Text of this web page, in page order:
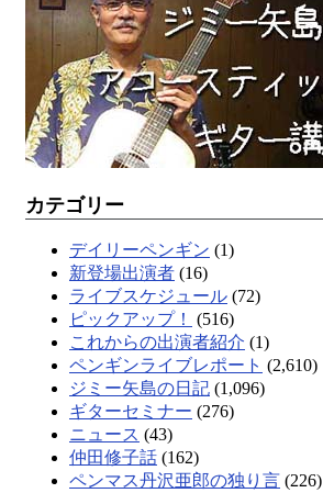
カテゴリー
デイリーペンギン (1)
新登場出演者 (16)
ライブスケジュール (72)
ピックアップ！
(516)
これからの出演者紹介 (1)
ペンギンライブレポート (2,610)
ジミー矢島の日記 (1,096)
ギターセミナー (276)
ニュース (43)
仲田修子話 (162)
ペンマス丹沢亜郎の独り言 (226)